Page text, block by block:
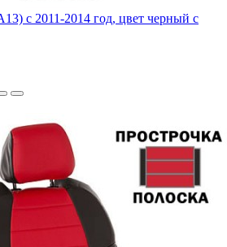
c 2011-2014 год, цвет черный с